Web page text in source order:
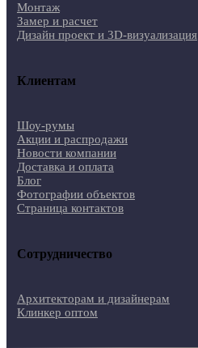
Монтаж
Замер и расчет
Дизайн проект и 3D-визуализация
Клиентам
Шоу-румы
Акции и распродажи
Новости компании
Доставка и оплата
Блог
Фотографии объектов
Страница контактов
Сотрудничество
Архитекторам и дизайнерам
Клинкер оптом